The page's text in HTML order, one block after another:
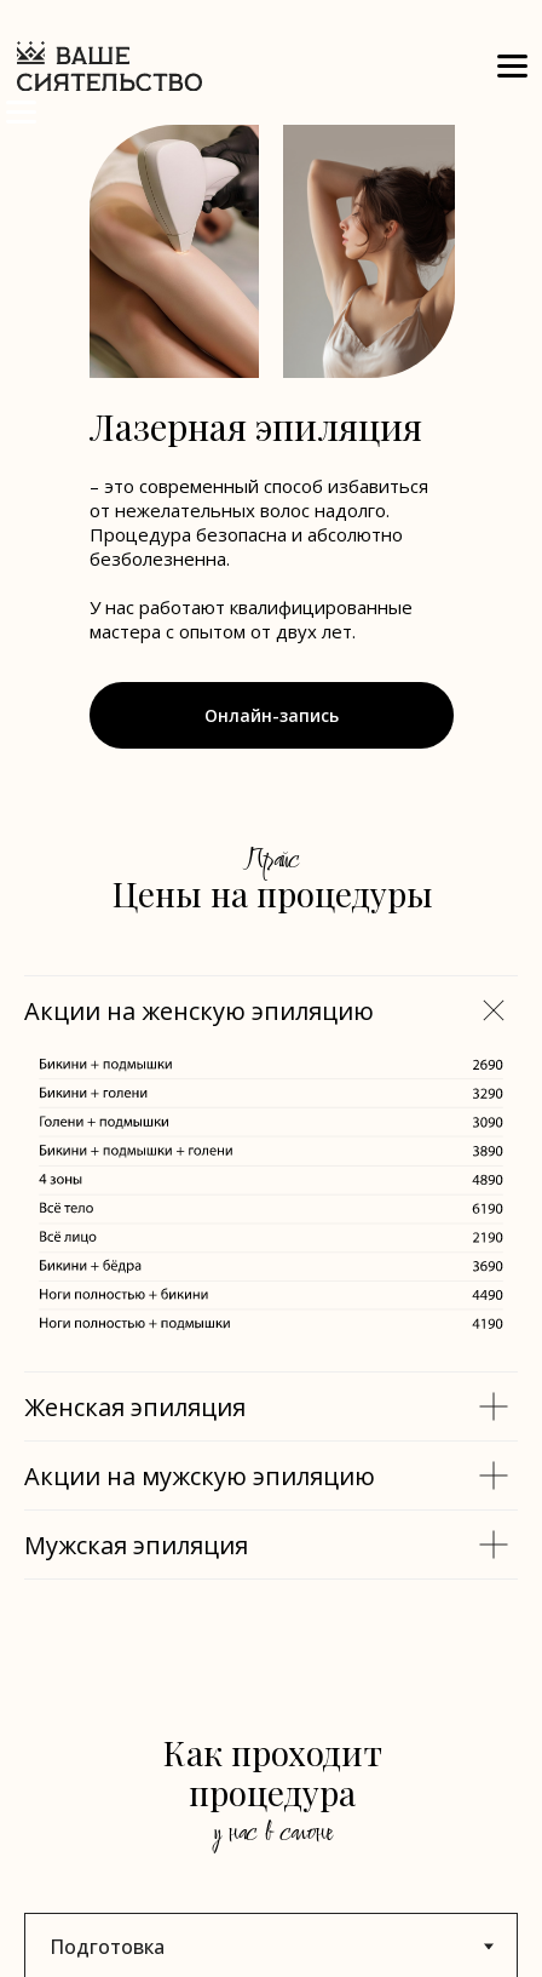
Лазерная эпиляция
– это современный способ избавиться
от нежелательных волос надолго.
Процедура безопасна и абсолютно
безболезненна.
У нас работают квалифицированные
мастера с опытом от двух лет.
Онлайн-запись
Цены на процедуры
Прайс
Акции на женскую эпиляцию
Женская эпиляция
Акции на мужскую эпиляцию
Мужская эпиляция
Как проходит
процедура
у нас в салоне